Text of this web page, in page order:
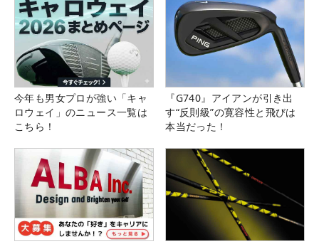
今年も男女プロが強い「キャ
ロウェイ」のニュース一覧は
こちら！
『G740』アイアンが引き出
す“反則級”の寛容性と飛びは
本当だった！